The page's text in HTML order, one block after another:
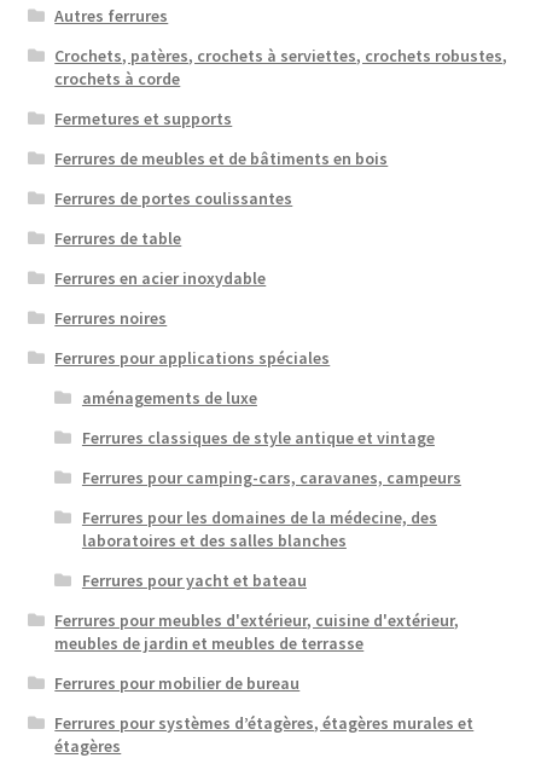
Autres ferrures
Crochets, patères, crochets à serviettes, crochets robustes,
crochets à corde
Fermetures et supports
Ferrures de meubles et de bâtiments en bois
Ferrures de portes coulissantes
Ferrures de table
Ferrures en acier inoxydable
Ferrures noires
Ferrures pour applications spéciales
aménagements de luxe
Ferrures classiques de style antique et vintage
Ferrures pour camping-cars, caravanes, campeurs
Ferrures pour les domaines de la médecine, des
laboratoires et des salles blanches
Ferrures pour yacht et bateau
Ferrures pour meubles d'extérieur, cuisine d'extérieur,
meubles de jardin et meubles de terrasse
Ferrures pour mobilier de bureau
Ferrures pour systèmes d’étagères, étagères murales et
étagères